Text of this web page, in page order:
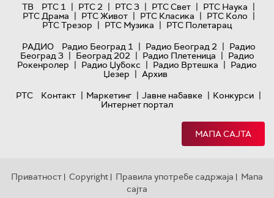
ТВ
РТС 1 | РТС 2 | РТС 3 | РТС Свет | РТС Наука |
РТС Драма | РТС Живот | РТС Класика | РТС Коло |
РТС Трезор | РТС Музика | РТС Полетарац
РАДИО
Радио Београд 1 | Радио Београд 2 | Радио
Београд 3 | Београд 202 | Радио Плетеница | Радио
Рокенролер | Радио Џубокс | Радио Вртешка | Радио
Џезер | Архив
РТС
Контакт | Маркетинг | Јавне набавке | Конкурси |
Интернет портал
МАПА САЈТА
Приватност | Copyright | Правила употребе садржаја | Мапа
сајта